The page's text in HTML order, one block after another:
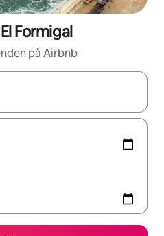
Formigal
på Airbnb
kan du navigera med upp- och